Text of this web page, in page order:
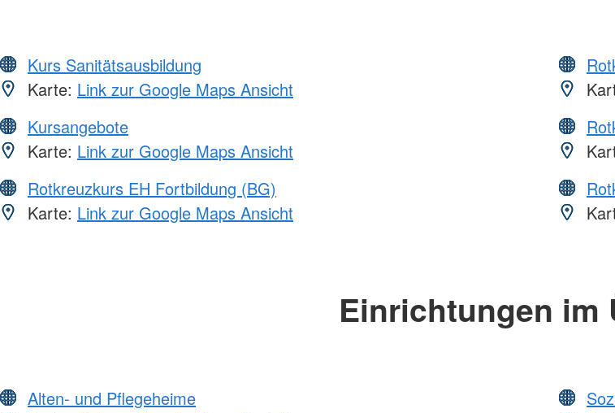
Kurs Sanitätsausbildung
Karte: Link zur Google Maps Ansicht
Kursangebote
Karte: Link zur Google Maps Ansicht
Rotkreuzkurs EH Fortbildung (BG)
Karte: Link zur Google Maps Ansicht
Einrichtungen im
Alten- und Pflegeheime